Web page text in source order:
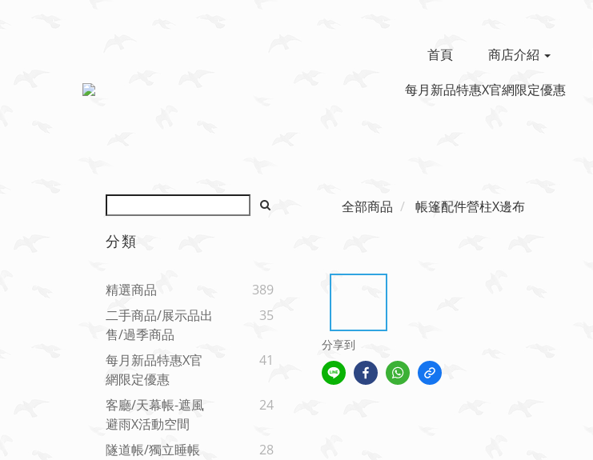
首頁 商店介紹
每月新品特惠x官網限定優惠
分類
精選商品
389
二手商品/展示品出
售/過季商品
35
每月新品特惠x官
網限定優惠
41
客廳/天幕帳-遮風
避雨x活動空間
24
隧道帳/獨立睡帳
28
全部商品 帳篷配件營柱X邊布
分享到